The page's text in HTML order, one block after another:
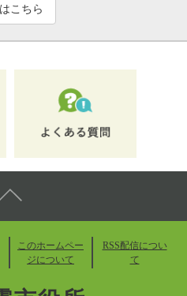
こちら
このホームペー
ジについて
RSS配信につい
て